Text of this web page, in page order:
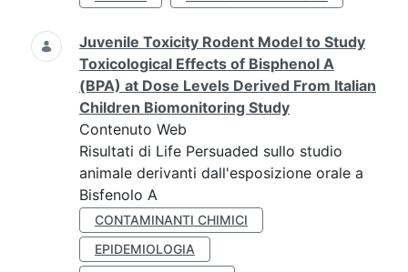
Juvenile Toxicity Rodent Model to Study
Toxicological Effects of Bisphenol A
(BPA) at Dose Levels Derived From Italian
Children Biomonitoring Study
Contenuto Web
Risultati di Life Persuaded sullo studio
animale derivanti dall'esposizione orale a
Bisfenolo A
CONTAMINANTI CHIMICI
EPIDEMIOLOGIA